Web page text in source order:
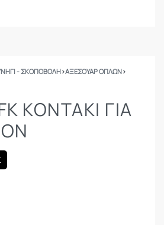
- ΣΚΟΠΟΒΟΛΗ›ΑΞΕΣΟΥΑΡ ΟΠΛΩΝ›
ΚΟΝΤΆΚΙ ΓΙΑ